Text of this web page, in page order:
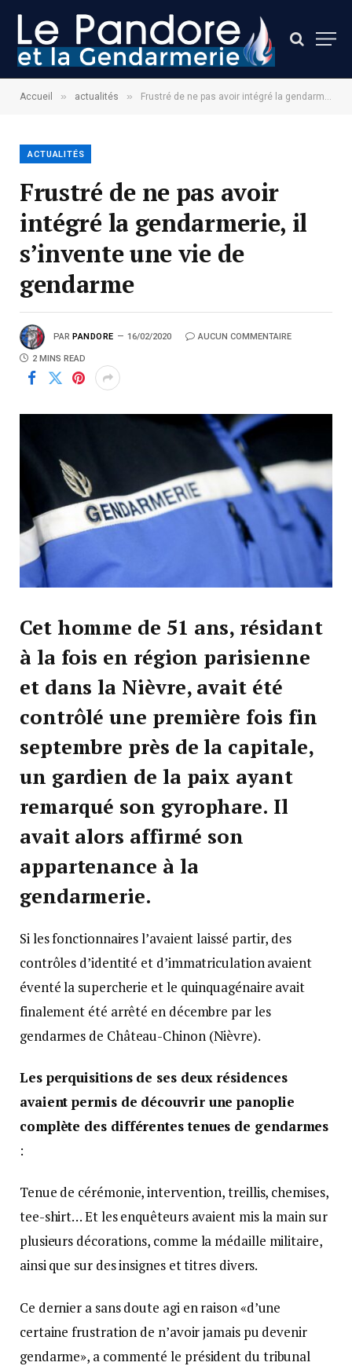
Accueil » actualités » Frustré de ne pas avoir intégré la gendarmerie, il s’invente une vie de gendarme
ACTUALITÉS
Frustré de ne pas avoir
intégré la gendarmerie, il
s’invente une vie de
gendarme
PAR PANDORE 16/02/2020 AUCUN COMMENTAIRE
2 MINS READ
Cet homme de 51 ans, résidant
à la fois en région parisienne
et dans la Nièvre, avait été
contrôlé une première fois fin
septembre près de la capitale,
un gardien de la paix ayant
remarqué son gyrophare. Il
avait alors affirmé son
appartenance à la
gendarmerie.
Si les fonctionnaires l’avaient laissé partir, des
contrôles d’identité et d’immatriculation avaient
éventé la supercherie et le quinquagénaire avait
finalement été arrêté en décembre par les
gendarmes de Château-Chinon (Nièvre).
Les perquisitions de ses deux résidences
avaient permis de découvrir une panoplie
complète des différentes tenues de gendarmes
:
Tenue de cérémonie, intervention, treillis, chemises,
tee-shirt… Et les enquêteurs avaient mis la main sur
plusieurs décorations, comme la médaille militaire,
ainsi que sur des insignes et titres divers.
Ce dernier a sans doute agi en raison «d’une
certaine frustration de n’avoir jamais pu devenir
gendarme», a commenté le président du tribunal